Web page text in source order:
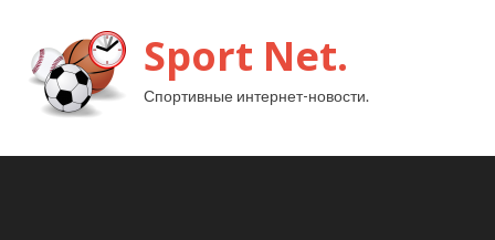
Sport Net.
Спортивные интернет-новости.